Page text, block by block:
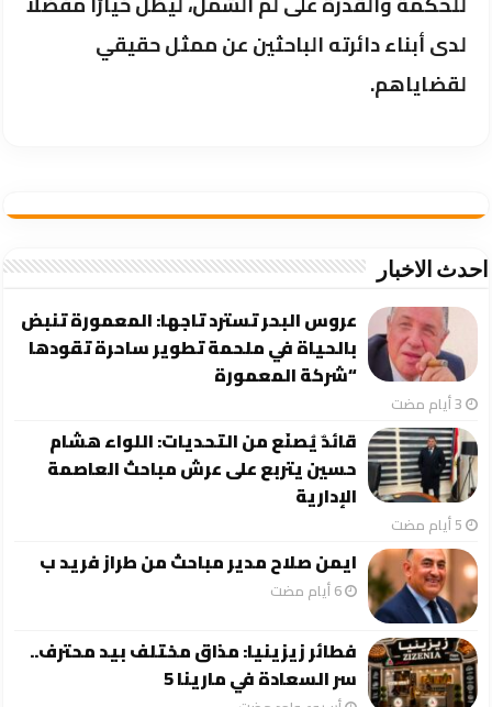
لدى أبناء دائرته الباحثين عن ممثل حقيقي
لقضاياهم.
احدث الاخبار
عروس البحر تسترد تاجها: المعمورة تنبض
بالحياة في ملحمة تطوير ساحرة تقودها
“شركة المعمورة
قائدٌ يُصنَع من التحديات: اللواء هشام
حسين يتربع على عرش مباحث العاصمة
الإدارية
ايمن صلاح مدير مباحث من طراز فريد ب
‏6 أيام مضت
فطائر زيزينيا: مذاق مختلف بيد محترف..
سر السعادة في مارينا 5